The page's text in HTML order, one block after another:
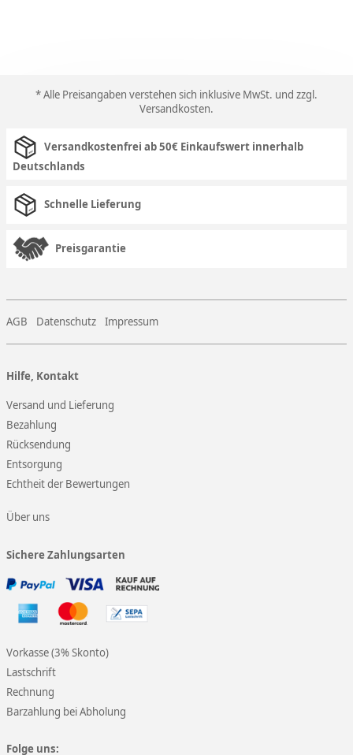
* Alle Preisangaben verstehen sich inklusive MwSt. und zzgl.
Versandkosten.
Versandkostenfrei ab 50€ Einkaufswert innerhalb
Deutschlands
Schnelle Lieferung
Preisgarantie
AGB Datenschutz Impressum
Hilfe, Kontakt
Versand und Lieferung
Bezahlung
Rücksendung
Entsorgung
Echtheit der Bewertungen
Über uns
Sichere Zahlungsarten
Vorkasse (3% Skonto)
Lastschrift
Rechnung
Barzahlung bei Abholung
Folge uns: